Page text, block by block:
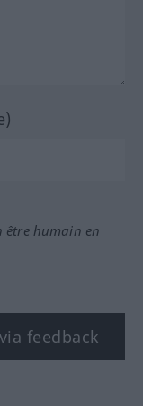
être humain en
feedback